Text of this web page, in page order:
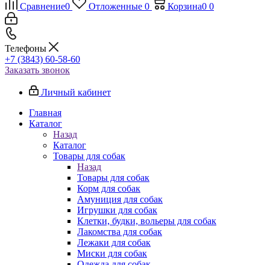
Сравнение0 Отложенные 0 Корзина0 0
Телефоны
+7 (3843) 60-58-60
Заказать звонок
Личный кабинет
Главная
Каталог
Назад
Каталог
Товары для собак
Назад
Товары для собак
Корм для собак
Амуниция для собак
Игрушки для собак
Клетки, будки, вольеры для собак
Лакомства для собак
Лежаки для собак
Миски для собак